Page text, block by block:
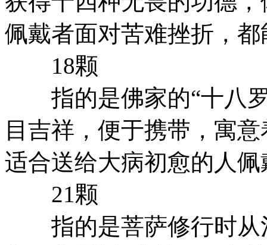
佩戴者面对苦难挫折，
18颗
指的是佛家的“十八罗
目吉祥，便于携带，寓
适合送给大病初愈的人
21颗
指的是菩萨修行时从